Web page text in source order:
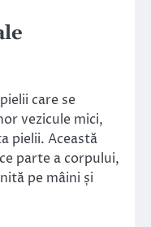
care se
vezicule mici,
pielii. Această
parte a corpului,
pe mâini și